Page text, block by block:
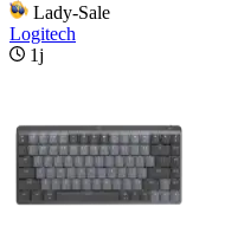
Lady-Sale
Logitech
1j